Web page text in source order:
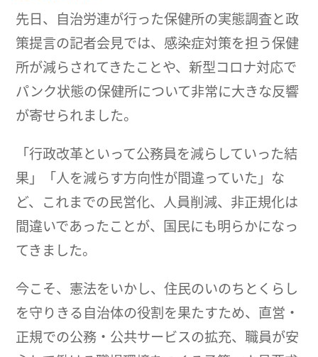
先日、自治労連が行った保健所の実態調査と政
策提言の記者会見では、感染症対策を担う保健
所が減らされてきたことや、新型コロナ対応で
パンク状態の保健所について非常に大きな反響
が寄せられました。
「行政改革といって公務員を減らしていった結
果」「人を減らす方向性が間違っていた」な
ど、これまでの民営化、人員削減、非正規化は
間違いであったことが、国民にも明らかになっ
てきました。
今こそ、憲法をいかし、住民のいのちとくらし
を守りきる自治体の役割を果たすため、直営・
正規での公務・公共サービスの拡充、職員が安